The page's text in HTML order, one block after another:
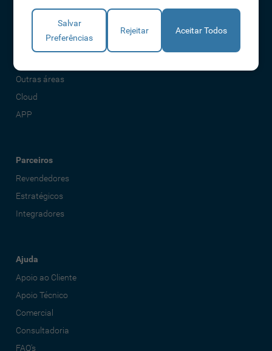
Torniquetes
Parques Auto
Rondas e Serviços
Outras áreas
Cloud
APP
Parceiros
Revendedores
Estratégicos
Integradores
Ajuda
Apoio ao Cliente
Apoio Técnico
Comercial
Consultadoria
FAQ's
Salvar
Preferências
Rejeitar Aceitar Todos